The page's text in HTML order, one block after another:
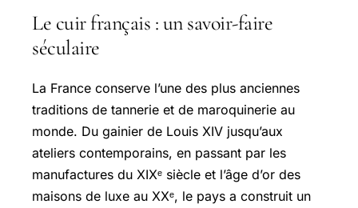
Le cuir français : un savoir-faire
séculaire
La France conserve l’une des plus anciennes
traditions de tannerie et de maroquinerie au
monde. Du gainier de Louis XIV jusqu’aux
ateliers contemporains, en passant par les
manufactures du XIXᵉ siècle et l’âge d’or des
maisons de luxe au XXᵉ, le pays a construit un